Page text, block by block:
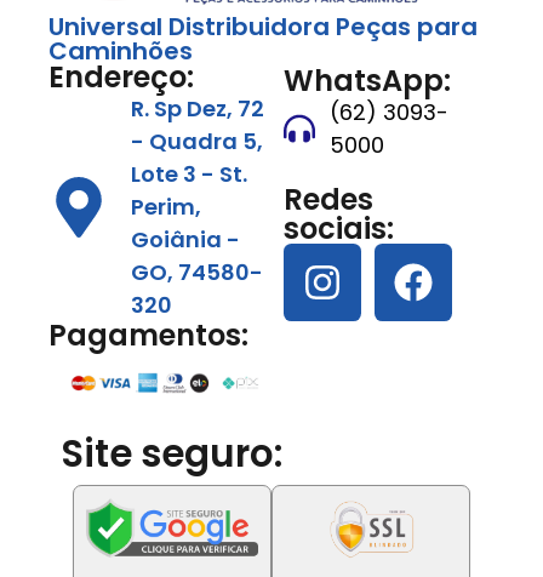
Universal Distribuidora Peças para
Caminhões
Endereço:
R. Sp Dez, 72
- Quadra 5,
Lote 3 - St.
Perim,
Goiânia -
GO, 74580-
320
Pagamentos:
WhatsApp:
(62) 3093-
5000
Redes
sociais:
Site seguro: